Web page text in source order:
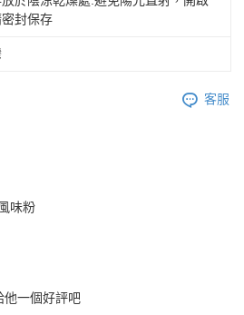
封保存
客服
味粉
他一個好評吧